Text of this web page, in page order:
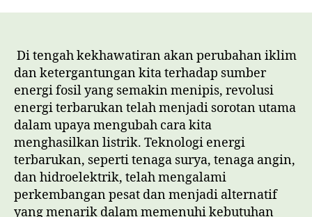
Cara
Kita
Menghasilkan
Listrik
Di tengah kekhawatiran akan perubahan iklim
dan ketergantungan kita terhadap sumber
energi fosil yang semakin menipis, revolusi
energi terbarukan telah menjadi sorotan utama
dalam upaya mengubah cara kita
menghasilkan listrik. Teknologi energi
terbarukan, seperti tenaga surya, tenaga angin,
dan hidroelektrik, telah mengalami
perkembangan pesat dan menjadi alternatif
yang menarik dalam memenuhi kebutuhan